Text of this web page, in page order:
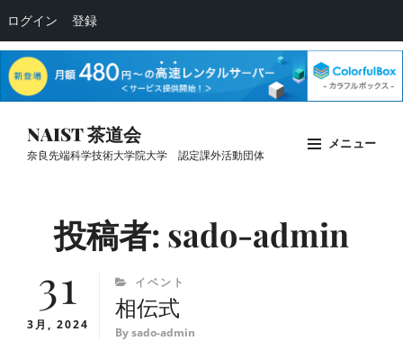
ログイン 登録
NAIST 茶道会
奈良先端科学技術大学院大学 認定課外活動団体
メニュー
投稿者: sado-admin
31
3月, 2024
CATEGORIES
イベント
相伝式
Bysado-admin